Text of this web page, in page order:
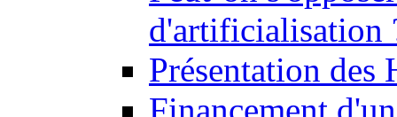
d'artificialisation
Présentation des